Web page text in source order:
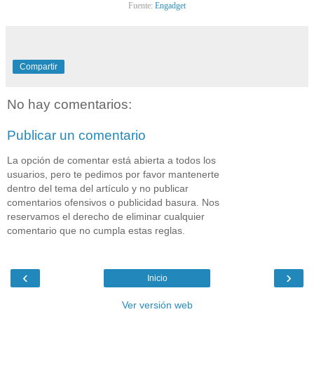
Fuente: Engadget
Compartir
No hay comentarios:
Publicar un comentario
La opción de comentar está abierta a todos los
usuarios, pero te pedimos por favor mantenerte
dentro del tema del artículo y no publicar
comentarios ofensivos o publicidad basura. Nos
reservamos el derecho de eliminar cualquier
comentario que no cumpla estas reglas.
‹ ›
Inicio
Ver versión web